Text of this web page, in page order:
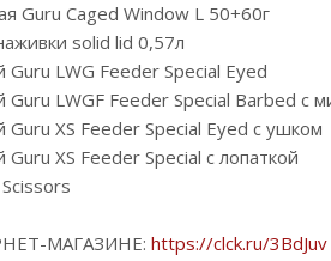
Guru Caged Window L 50+60г
solid lid 0,57л
LWG Feeder Special Eyed
LWGF Feeder Special Barbed с
XS Feeder Special Eyed с ушком
XS Feeder Special с лопаткой
МАГАЗИНЕ: https://clck.ru/3BdJuv